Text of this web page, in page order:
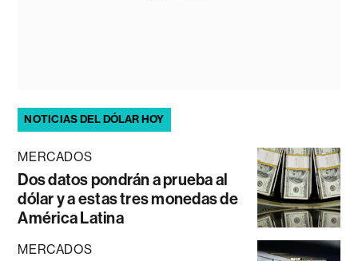
NOTICIAS DEL DÓLAR HOY
MERCADOS
Dos datos pondrán a prueba al
dólar y a estas tres monedas de
América Latina
MERCADOS